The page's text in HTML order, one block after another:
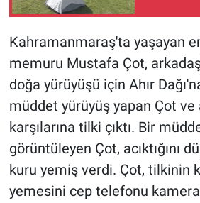
Kahramanmaraş'ta yaşayan
memuru Mustafa Çot,
doğa yürüyüşü için Ahır
müddet yürüyüş yapan Çot ve
karşılarına tilki çıktı. Bir
görüntüleyen Çot, acıktığını
kuru yemiş verdi. Çot, tilkinin
yemesini cep telefonu